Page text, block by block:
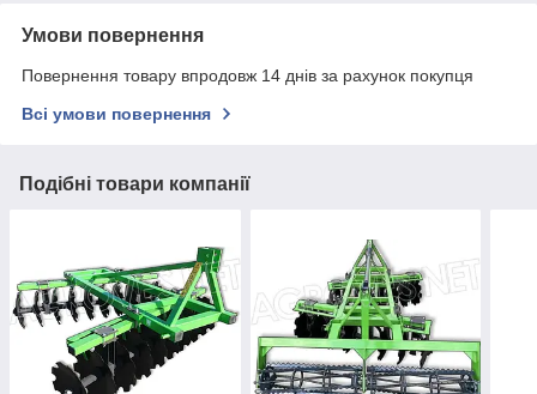
Умови повернення
Повернення товару впродовж 14 днів за рахунок покупця
Всі умови повернення
Подібні товари компанії